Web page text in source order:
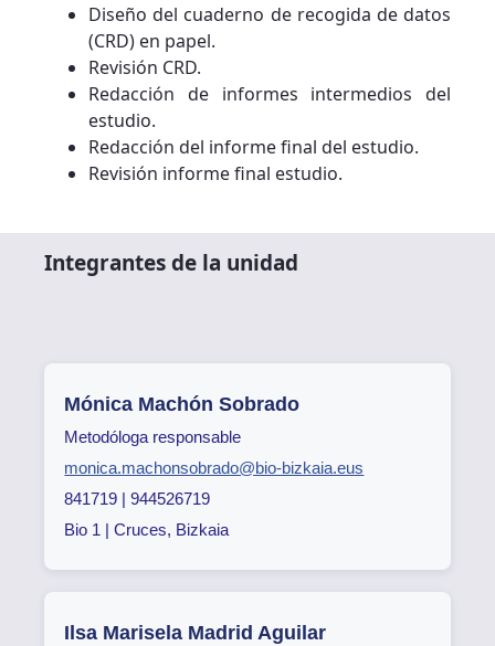
Diseño del cuaderno de recogida de datos
(CRD) en papel.
Revisión CRD.
Redacción de informes intermedios del
estudio.
Redacción del informe final del estudio.
Revisión informe final estudio.
Integrantes de la unidad
Mónica Machón Sobrado
Metodóloga responsable
monica.machonsobrado@bio-bizkaia.eus
841719 | 944526719
Bio 1 | Cruces, Bizkaia
Ilsa Marisela Madrid Aguilar